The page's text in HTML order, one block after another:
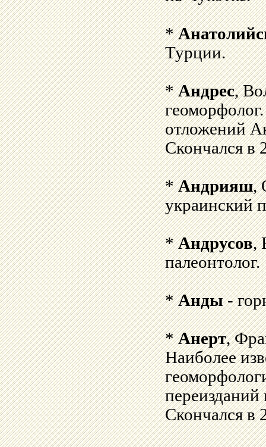
*
Турции.
*Андрес,
отложений
Скончался в
*Андрияш,
украинский
*Андрусов,
палеонтолог.
*Анды-
*Анерт,
Наиболее
переизданий
Скончался в